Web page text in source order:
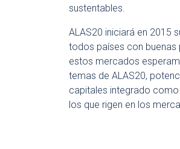
sustentables.
ALAS20 iniciará en 2015
todos países con buenas
estos mercados
temas de ALAS20,
capitales integrado
los que rigen en los